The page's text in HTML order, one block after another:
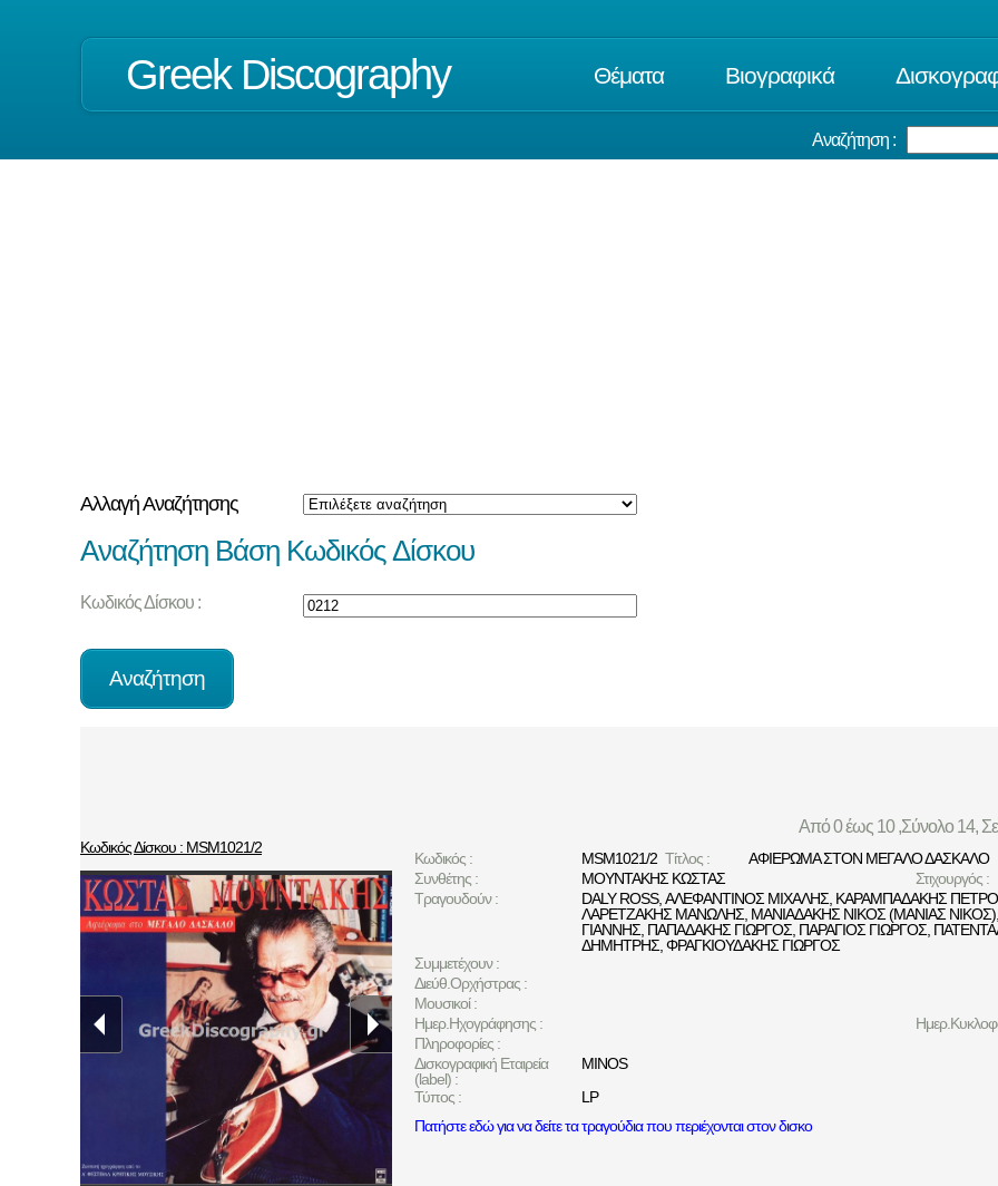
Greek Discography Θέματα Βιογραφικά
Αναζήτηση :
Αλλαγή Αναζήτησης
Αναζήτηση Βάση Κωδικός Δίσκου
Κωδικός Δίσκου :
Από 0 έως 10 ,Σύνολο 14,
Κωδικός Δίσκου : MSM1021/2
Κωδικός : MSM1021/2 Τίτλος :
ΑΦΙΕΡΩΜΑ ΣΤΟΝ ΜΕΓΑΛΟ ΔΑΣΚΑΛΟ
Συνθέτης :
ΜΟΥΝΤΑΚΗΣ ΚΩΣΤΑΣ Στιχουργός :
Τραγουδούν :
DALY ROSS, ΑΛΕΦΑΝΤΙΝΟΣ ΜΙΧΑΛΗΣ, ΚΑΡΑΜΠΑΔΑΚΗΣ
ΛΑΡΕΤΖΑΚΗΣ ΜΑΝΩΛΗΣ, ΜΑΝΙΑΔΑΚΗΣ ΝΙΚΟΣ (ΜΑΝΙΑΣ ΝΙΚΟΣ),
ΓΙΑΝΝΗΣ, ΠΑΠΑΔΑΚΗΣ ΓΙΩΡΓΟΣ, ΠΑΡΑΓΙΟΣ ΓΙΩΡΓΟΣ,
ΔΗΜΗΤΡΗΣ, ΦΡΑΓΚΙΟΥΔΑΚΗΣ ΓΙΩΡΓΟΣ
Συμμετέχουν :
Διεύθ.Ορχήστρας :
Μουσικοί :
Ημερ.Ηχογράφησης :
Πληροφορίες :
Δισκογραφική Εταιρεία
(label) :
MINOS
Τύπος :
LP
Πατήστε εδώ για να δείτε τα τραγούδια που περιέχονται στον δισκο